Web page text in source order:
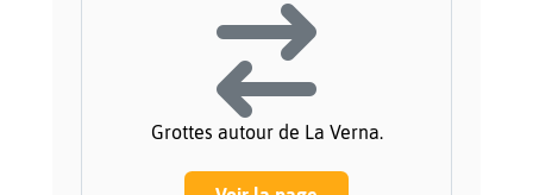
Grottes autour de La Verna.